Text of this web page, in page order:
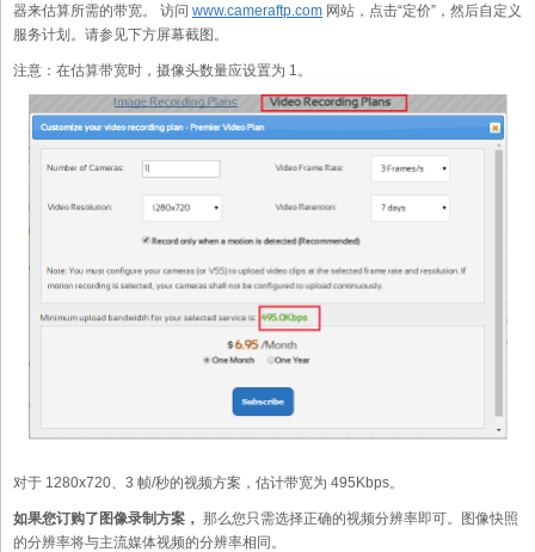
器来估算所需的带宽。 访问 www.cameraftp.com 网站，点击“定价”，然后自定义
服务计划。请参见下方屏幕截图。
注意：在估算带宽时，摄像头数量应设置为 1。
对于 1280x720、3 帧/秒的视频方案，估计带宽为 495Kbps。
如果您订购了图像录制方案， 那么您只需选择正确的视频分辨率即可。图像快照
的分辨率将与主流媒体视频的分辨率相同。